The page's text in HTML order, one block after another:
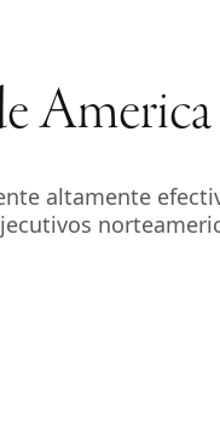
America
altamente